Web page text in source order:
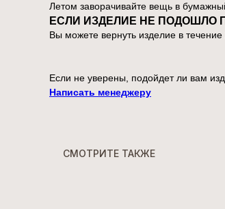
Летом заворачивайте вещь в
ЕСЛИ ИЗДЕЛИЕ НЕ ПОДОШЛО
Вы можете вернуть изделие в
Если не уверены, подойдет ли вам
Написать менеджеру
СМОТРИТЕ ТАКЖЕ